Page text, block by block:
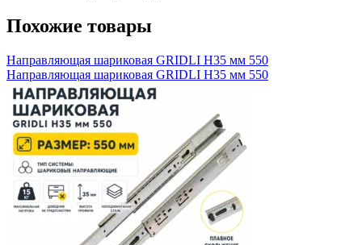
Похожие товары
Направляющая шариковая GRIDLI Н35 мм 550
Направляющая шариковая GRIDLI Н35 мм 550